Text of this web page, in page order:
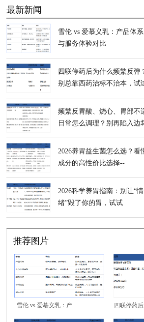
最新新闻
雪伦 vs 爱慕义乳：产品体系
与服务体验对比
四联停药后为什么频繁反弹
别总靠西药治标不治本，试
内微生态
频繁反胃酸、烧心、胃部不
日常怎么调理？别再陷入边
无忧益生菌
2026养胃益生菌怎么选？看
成分的高性价比选择--
2026科学养胃指南：别让“情
绪”毁了你的胃，试试
推荐图片
雪伦 vs 爱慕义乳：产
品体系与服务体验对比
四联停药
反弹？别